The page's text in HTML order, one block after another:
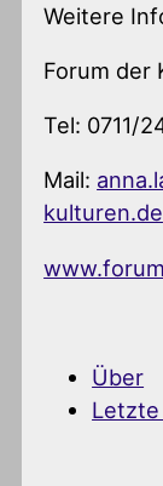
Weitere
Forum der
Tel: 0711/
Mail:
kulturen.de
Über